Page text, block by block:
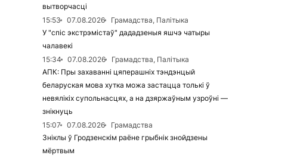
вытворчасці
15:53
07.08.2026
Грамадства, Палітыка
У "спіс экстрэмістаў" дададзеныя яшчэ чатыры
чалавекі
15:34
07.08.2026
Грамадства, Палітыка
АПК: Пры захаванні цяперашніх тэндэнцый
беларуская мова хутка можа застацца толькі ў
невялікіх супольнасцях, а на дзяржаўным узроўні —
знікнуць
15:07
07.08.2026
Грамадства
Зніклы ў Гродзенскім раёне грыбнік знойдзены
мёртвым